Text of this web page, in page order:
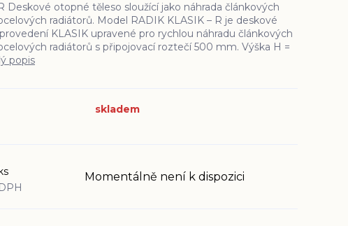
Deskové otopné těleso sloužící jako náhrada článkových
radiátorů. Model RADIK KLASIK – R je deskové
KLASIK upravené pro rychlou náhradu článkových
radiátorů s připojovací roztečí 500 mm. Výška H =
popis
skladem
Momentálně není k dispozici